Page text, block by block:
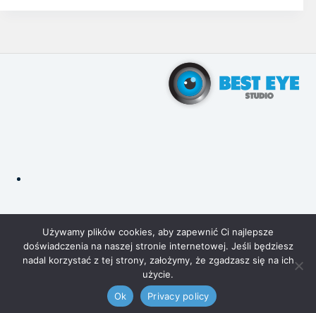
Ciasteczka 🍪
© 2026 Best Eye Studio
Używamy plików cookies, aby zapewnić Ci najlepsze
doświadczenia na naszej stronie internetowej. Jeśli będziesz
nadal korzystać z tej strony, założymy, że zgadzasz się na ich
użycie.
Ok
Privacy policy